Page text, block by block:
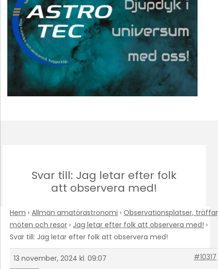
Svar till: Jag letar efter folk
att observera med!
Hem › Allmän amatörastronomi › Observationsplatser,
möten och resor › Jag letar efter folk att observera med! ›
Svar till: Jag letar efter folk att observera med!
13 november, 2024 kl. 09:07
#10317